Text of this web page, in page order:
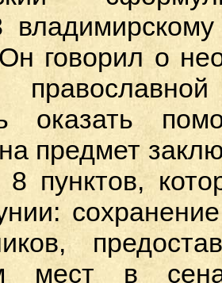
говорил о
оказать
предмет
пунктов,
мест в